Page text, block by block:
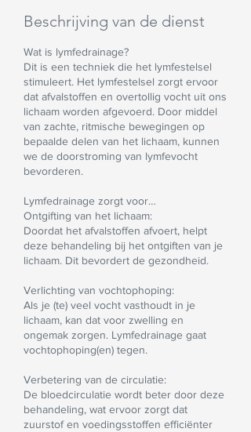
Beschrijving van de dienst
Wat is lymfedrainage?
Dit is een techniek die het lymfestelsel
stimuleert. Het lymfestelsel zorgt ervoor
dat afvalstoffen en overtollig vocht uit ons
lichaam worden afgevoerd. Door middel
van zachte, ritmische bewegingen op
bepaalde delen van het lichaam, kunnen
we de doorstroming van lymfevocht
bevorderen.
Lymfedrainage zorgt voor…
Ontgifting van het lichaam:
Doordat het afvalstoffen afvoert, helpt
deze behandeling bij het ontgiften van je
lichaam. Dit bevordert de gezondheid.
Verlichting van vochtophoping:
Als je (te) veel vocht vasthoudt in je
lichaam, kan dat voor zwelling en
ongemak zorgen. Lymfedrainage gaat
vochtophoping(en) tegen.
Verbetering van de circulatie:
De bloedcirculatie wordt beter door deze
behandeling, wat ervoor zorgt dat
zuurstof en voedingsstoffen efficiënter